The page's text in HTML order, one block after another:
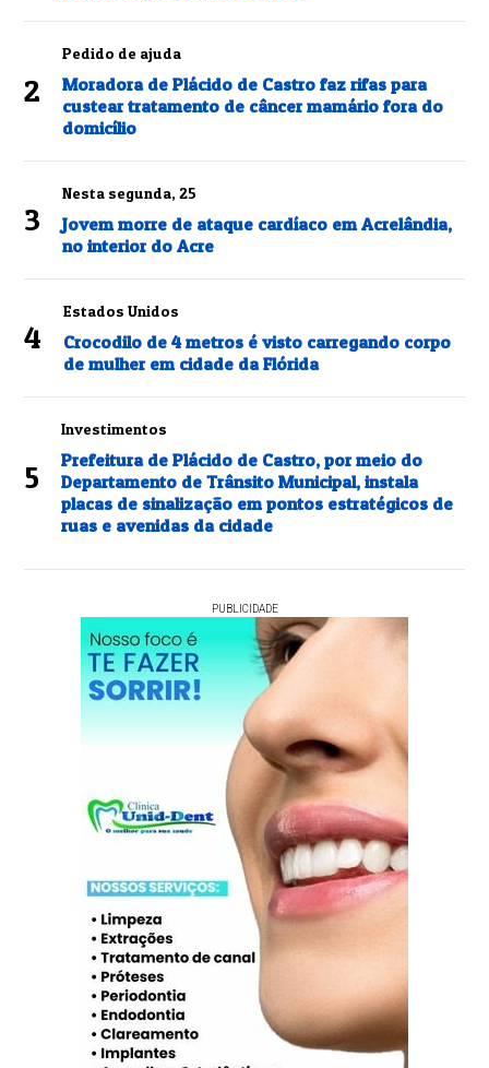
2
Pedido de ajuda
Moradora de Plácido de Castro faz rifas para
custear tratamento de câncer mamário fora do
domicílio
3
Nesta segunda, 25
Jovem morre de ataque cardíaco em Acrelândia,
no interior do Acre
4
Estados Unidos
Crocodilo de 4 metros é visto carregando corpo
de mulher em cidade da Flórida
5
Investimentos
Prefeitura de Plácido de Castro, por meio do
Departamento de Trânsito Municipal, instala
placas de sinalização em pontos estratégicos de
ruas e avenidas da cidade
PUBLICIDADE